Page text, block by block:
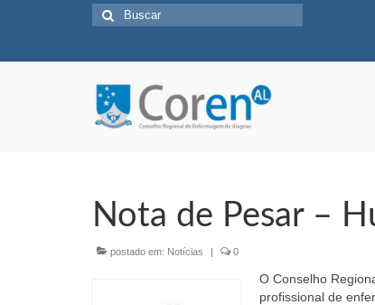
Buscar
por:
Nota de Pesar –
postado em: Notícias | 0
O Conselho
profissional de